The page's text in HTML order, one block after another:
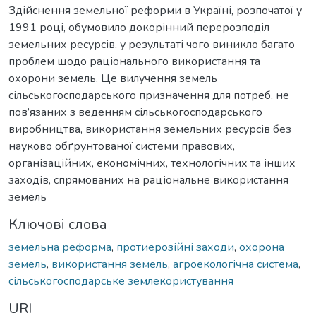
Здійснення земельної реформи в Україні, розпочатої у
1991 році, обумовило докорінний перерозподіл
земельних ресурсів, у результаті чого виникло багато
проблем щодо раціонального використання та
охорони земель. Це вилучення земель
сільськогосподарського призначення для потреб, не
пов’язаних з веденням сільськогосподарського
виробництва, використання земельних ресурсів без
науково обґрунтованої системи правових,
організаційних, економічних, технологічних та інших
заходів, спрямованих на раціональне використання
земель
Ключові слова
земельна реформа, протиерозійні заходи, охорона
земель, використання земель, агроекологічна система,
сільськогосподарське землекористування
URI